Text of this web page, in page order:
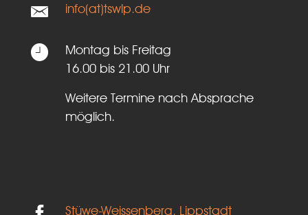
info(at)tswlp.de
Montag bis Freitag
16.00 bis 21.00 Uhr
Weitere Termine nach Absprache
möglich.
Stüwe-Weissenberg, Lippstadt